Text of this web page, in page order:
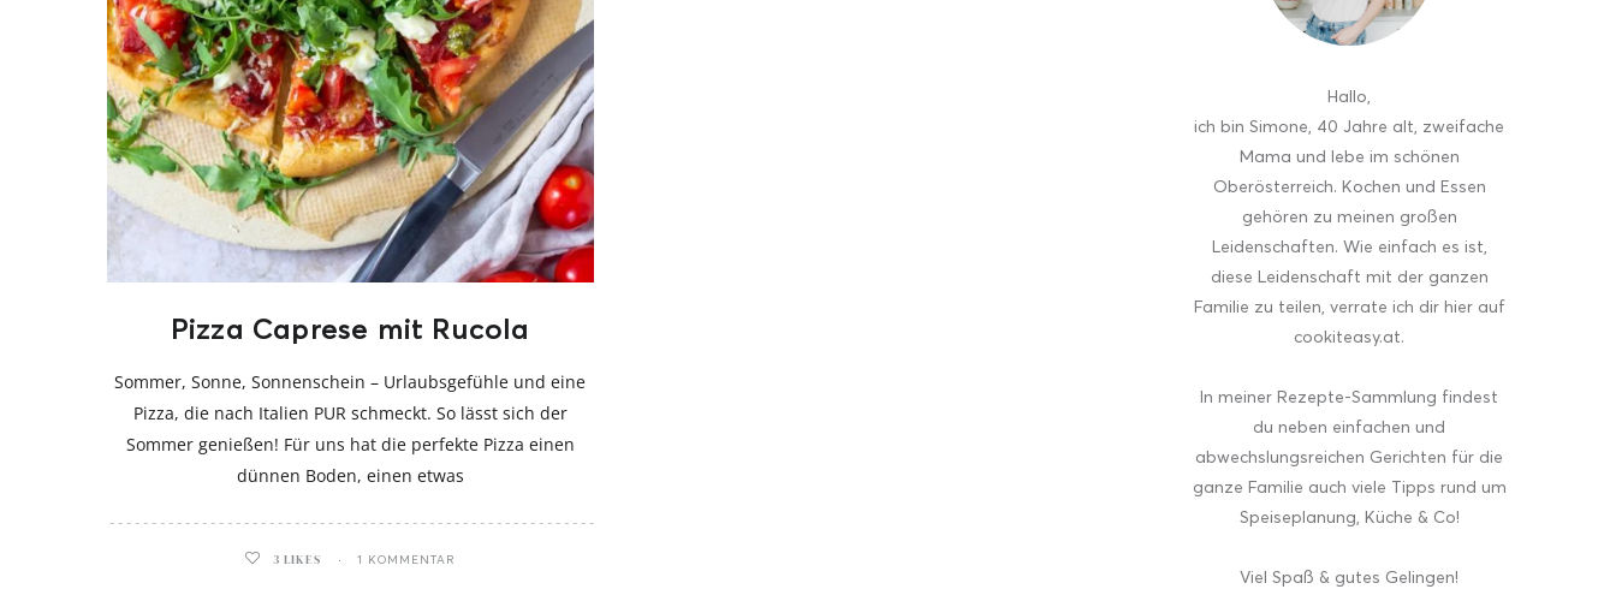
Pizza Caprese mit Rucola
Sommer, Sonne, Sonnenschein – Urlaubsgefühle und eine
Pizza, die nach Italien PUR schmeckt. So lässt sich der
Sommer genießen! Für uns hat die perfekte Pizza einen
dünnen Boden, einen etwas
3 LIKES 1 KOMMENTAR
Hallo
ich bin Simone, 40 Jahre alt, zweifache
Mama und lebe im schönen
Oberösterreich. Kochen und Essen
gehören zu meinen großen
Leidenschaften. Wie einfach es ist,
diese Leidenschaft mit der ganzen
Familie zu teilen, verrate ich dir hier auf
cookiteasy.at.
In meiner Rezepte-Sammlung findest
du neben einfachen und
abwechslungsreichen Gerichten für die
ganze Familie auch viele Tipps rund um
Speiseplanung, Küche & Co!
Viel Spaß & gutes Gelingen!